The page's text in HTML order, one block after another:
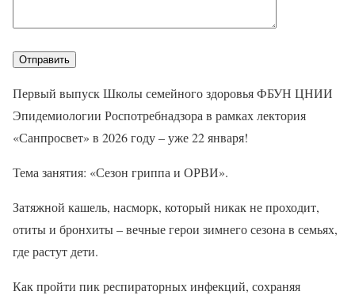
Первый выпуск Школы семейного здоровья ФБУН ЦНИИ
Эпидемиологии Роспотребнадзора в рамках лектория
«Санпросвет» в 2026 году – уже 22 января!
Тема занятия: «Сезон гриппа и ОРВИ».
Затяжной кашель, насморк, который никак не проходит,
отиты и бронхиты – вечные герои зимнего сезона в семьях,
где растут дети.
Как пройти пик респираторных инфекций, сохраняя